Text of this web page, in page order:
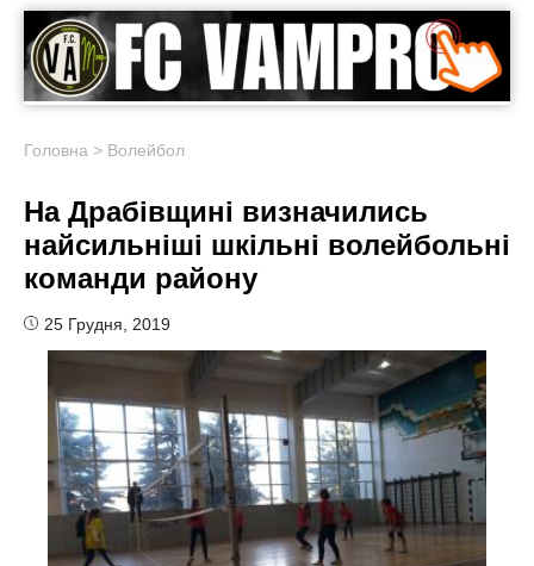
Головна > Волейбол
На Драбівщині визначились
найсильніші шкільні волейбольні
команди району
25 Грудня, 2019